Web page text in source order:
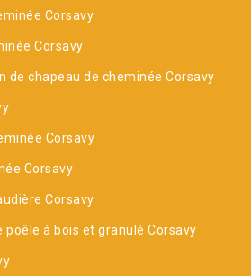
Corsavy
Corsavy
de chapeau de cheminée Corsavy
Corsavy
Corsavy
Corsavy
poêle à bois et granulé Corsavy